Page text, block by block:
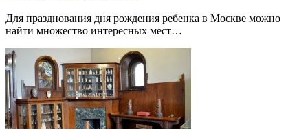
Для празднования дня рождения ребенка в Москве можно
найти множество интересных мест…